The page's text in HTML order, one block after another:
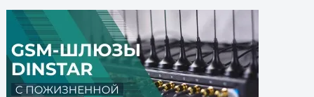
Шестисторонняя
конференц-связь
Набор номера в
одноранговой сети
Распознавание голосовой
активности